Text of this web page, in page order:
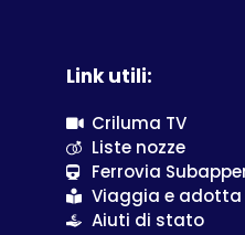
Link utili:
Criluma TV
Liste nozze
Ferrovia
Viaggia e
Aiuti di stato